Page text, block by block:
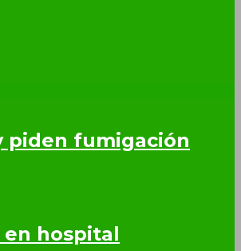
piden fumigación
hospital